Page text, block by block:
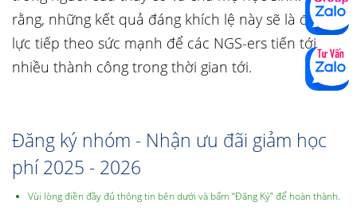
rằng, những kết quả đáng khích lệ này sẽ là động
lực tiếp theo sức mạnh để các NGS-ers tiến tới
nhiều thành công trong thời gian tới.
Đăng ký nhóm - Nhận ưu đãi giảm học
phí 2025 - 2026
Vùi lòng điền đầy đủ thông tin bên dưới và bấm “Đăng Ký” để hoàn thành.